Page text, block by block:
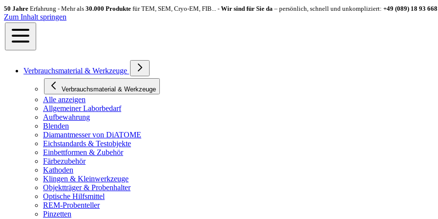
50 Jahre Erfahrung - Mehr als 30.000 Produkte für TEM, SEM, Cryo-EM, FIB... - Wir sind für Sie da – persönlich, schnell und unkompliziert: +49 (089) 18 93
Zum Inhalt springen
Verbrauchsmaterial & Werkzeuge
Verbrauchsmaterial & Werkzeuge
Alle anzeigen
Allgemeiner Laborbedarf
Aufbewahrung
Blenden
Diamantmesser von DiATOME
Eichstandards & Testobjekte
Einbettformen & Zubehör
Färbezubehör
Kathoden
Klingen & Kleinwerkzeuge
Objektträger & Probenhalter
Optische Hilfsmittel
REM-Probenteller
Pinzetten